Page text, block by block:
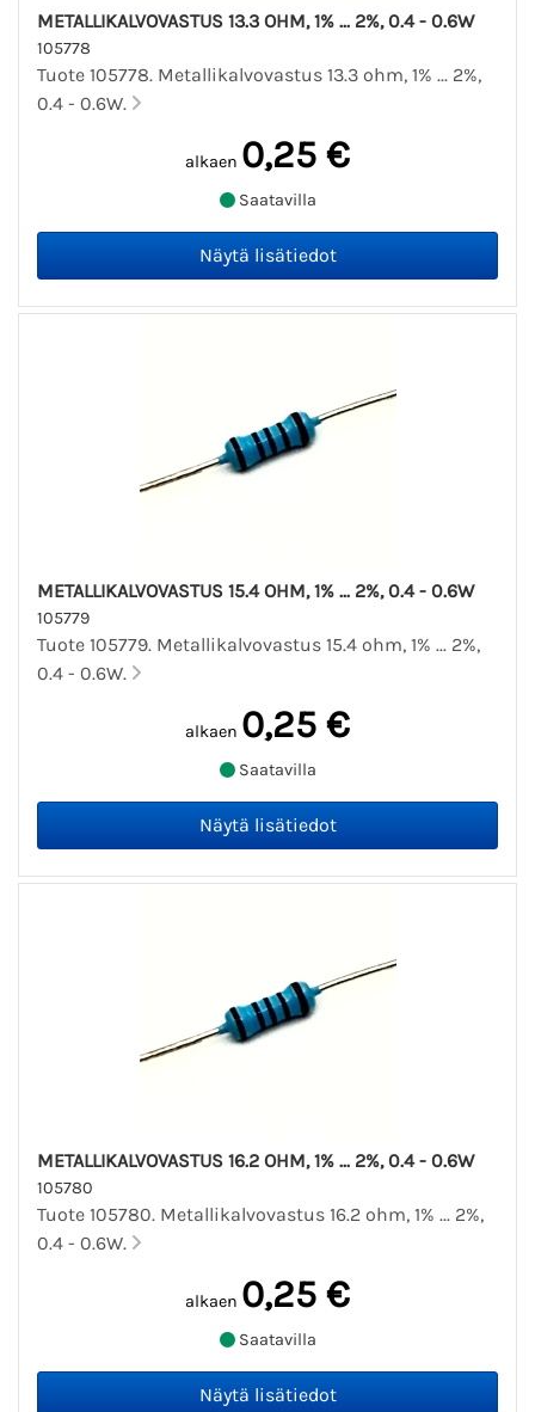
METALLIKALVOVASTUS 13.3 OHM, 1% ... 2%, 0.4 - 0.6W
105778
Tuote 105778. Metallikalvovastus 13.3 ohm, 1% ... 2%,
0.4 - 0.6W.
alkaen 0,25 €
Saatavilla
METALLIKALVOVASTUS 15.4 OHM, 1% ... 2%, 0.4 - 0.6W
105779
Tuote 105779. Metallikalvovastus 15.4 ohm, 1% ... 2%,
0.4 - 0.6W.
alkaen 0,25 €
Saatavilla
METALLIKALVOVASTUS 16.2 OHM, 1% ... 2%, 0.4 - 0.6W
105780
Tuote 105780. Metallikalvovastus 16.2 ohm, 1% ... 2%,
0.4 - 0.6W.
alkaen 0,25 €
Saatavilla